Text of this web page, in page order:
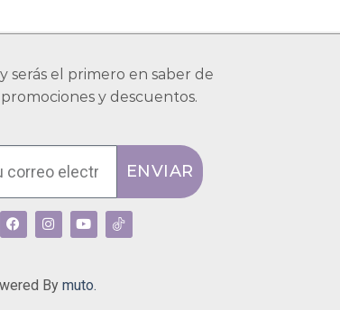
serás el primero en saber de
y descuentos.
ENVIAR
By muto.